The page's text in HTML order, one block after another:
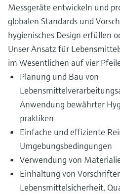
Messgeräte entwickeln und
globalen Standards und
hygienisches Design erfüllen
Unser Ansatz für
im Wesentlichen auf vier
Planung und Bau von
Anwendung bewährter
praktiken
Einfache und effiziente
Umgebungsbedingungen
Verwendung von
Einhaltung von
Lebensmittelsicherheit,